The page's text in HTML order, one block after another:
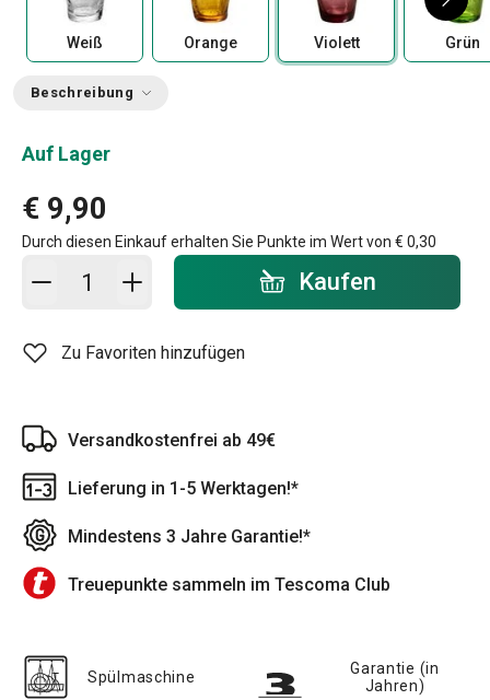
Weiß Orange Violett Grün
Beschreibung
Auf Lager
€ 9,90
Durch diesen Einkauf erhalten Sie Punkte im Wert von € 0,30
In den Warenkorb - Menge Kaufen
Zu Favoriten hinzufügen
Versandkostenfrei ab 49€
Lieferung in 1-5 Werktagen!*
Mindestens 3 Jahre Garantie!*
Treuepunkte sammeln im Tescoma Club
Spülmaschine
Garantie (in
Jahren)